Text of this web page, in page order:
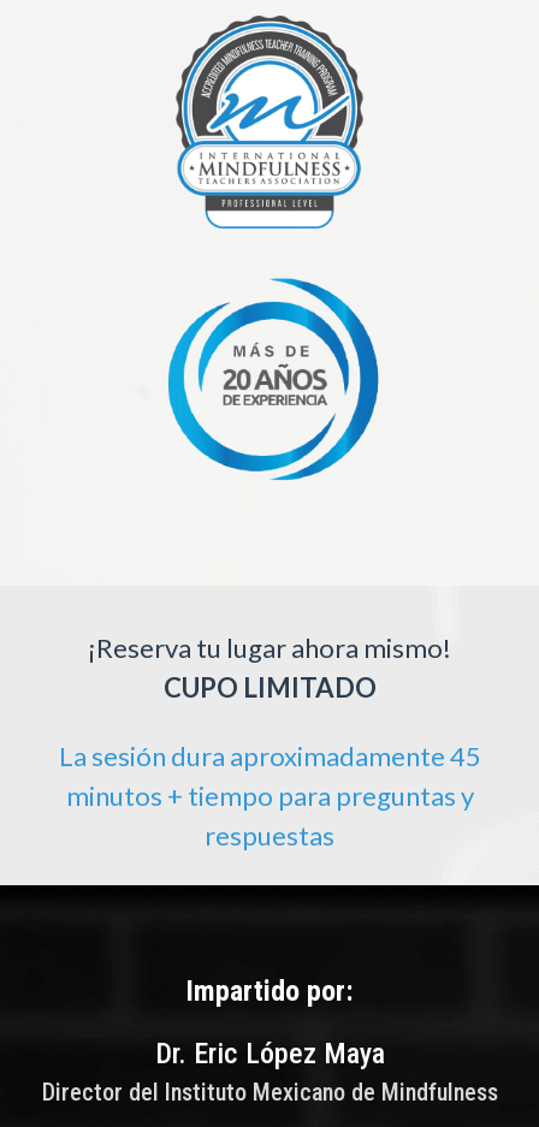
¡Reserva tu lugar ahora mismo!
CUPO LIMITADO
La sesión dura aproximadamente 45
minutos + tiempo para preguntas y
respuestas
Impartido por:
Dr. Eric López Maya
Director del Instituto Mexicano de Mindfulness